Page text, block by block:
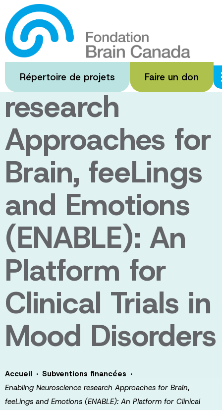
Passer
au
contenu
principal
Répertoire de projets Faire un don
Enabling
Neuroscience
research
Approaches for
Brain, feeLings
and Emotions
(ENABLE): An
Platform for
Clinical Trials in
Mood Disorders
Accueil · Subventions financées ·
Enabling Neuroscience research Approaches for Brain,
feeLings and Emotions (ENABLE): An Platform for Clinical